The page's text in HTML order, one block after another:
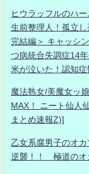
ヒウラッフルのハ
生前整理人！孤立
完結編＞ キャッシ
つ病統合失調症14
米が泣いた！認知
魔法熟女/美魔女ッ
MAX！ ニート仙人
まとめ速報Z)]
乙女系腐男子のオ
逆襲！！ 極道のオ